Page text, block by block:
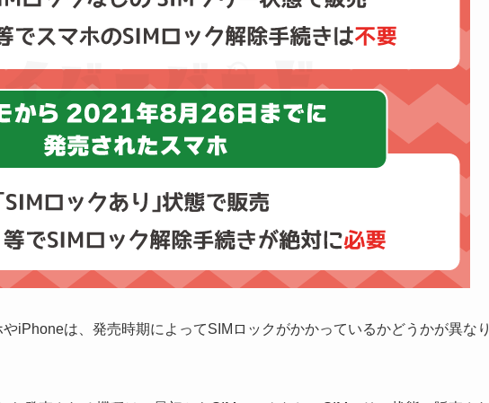
iPhoneは、発売時期によってSIMロックがかかっているかどうかが異なり